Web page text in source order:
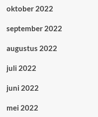
oktober 2022
september 2022
augustus 2022
juli 2022
juni 2022
mei 2022